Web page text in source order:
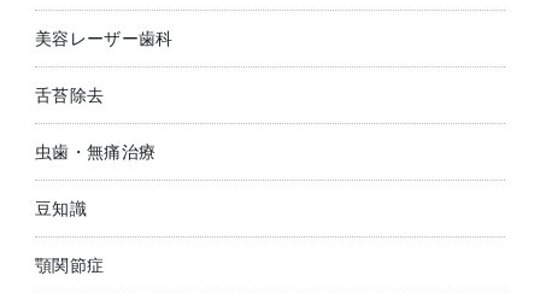
美容レーザー歯科
舌苔除去
虫歯・無痛治療
豆知識
顎関節症